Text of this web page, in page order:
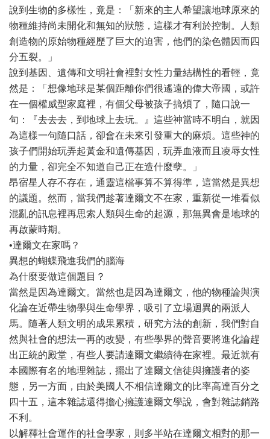
說到生物的多樣性，竟是：「新來的主人希望讓地球原來的
物種維持尚未開化和無知的狀態，這樣才有利於控制。人類
創造物的原始物種經歷了巨大的迫害，他們的染色體因而四
分五裂。」
說到基因、遺傳和文明社會裡對女性力量結構性的看輕，竟
然是：「想像地球是某個距離你們很遙遠的偉大帝國，或許
在一個權威型家庭裡，有個父母被孩子搞煩了，隨口說一
句：『去去去，到地球上去玩。』這些神當時不明白，就因
為這樣一句隨口話，卻會在未來引發重大的麻煩。這些神的
孩子們開始玩弄起黃金和遺傳基因，玩弄血液而且凌辱女性
的力量，卻完全不知道自己正在造什麼孽。」
昂宿星人存不存在，通靈這檔事算不算得準，這當然是異想
的議題。然而，當我們趁著達爾文不在家，重新從一堆看似
混亂的訊息裡再思索人類與生命的起源，那無異會是地球的
再啟蒙時期。
•達爾文在家嗎？
異想的蝴蝶飛進我們的腦海
為什麼要做這個題目？
當然是因為達爾文。當然也是因為達爾文，他的物種論與演
化論在近帶生物學與生命學界，吸引了立場迴異的兩派人
馬。隨著人類文明的成果累積，研究方法的創新，我們對自
然與社會的想法一再的改變，有些學界的聲音要將進化論趕
出正統的殿堂，有些人要請達爾文繼續待在家裡。最近就有
本國際有名的地理雜誌，擺出了達爾文信徒與擁護者的姿
態，另一方面，由於美國人不相信達爾文的比率高達百分之
四十五，這本雜誌還得擔心擁護達爾文學說，會對雜誌銷路
不利。
以解釋社會運作的社會學家，則多半站在達爾文相對的那一